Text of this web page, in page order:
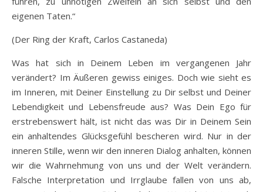
eigenen Taten.“
(Der Ring der Kraft, Carlos Castaneda)
Was hat sich in Deinem Leben im vergangenen Jahr
verändert? Im Äußeren gewiss einiges. Doch wie sieht es
im Inneren, mit Deiner Einstellung zu Dir selbst und Deiner
Lebendigkeit und Lebensfreude aus? Was Dein Ego für
erstrebenswert hält, ist nicht das was Dir in Deinem Sein
ein anhaltendes Glücksgefühl bescheren wird. Nur in der
inneren Stille, wenn wir den inneren Dialog anhalten, können
wir die Wahrnehmung von uns und der Welt verändern.
Falsche Interpretation und Irrglaube fallen von uns ab,